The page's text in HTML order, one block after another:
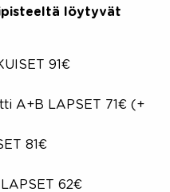
löytyvät
91€
A+B LAPSET 71€ (+
81€
62€